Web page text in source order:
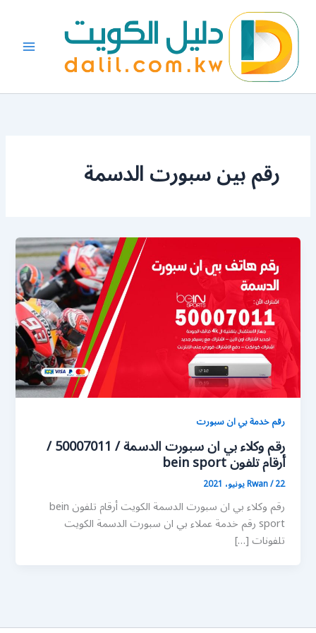
المحتوى
رقم بين سبورت الدسمة
رقم خدمة بي ان سبورت
رقم وكلاء بي ان سبورت الدسمة / 50007011 /
أرقام تلفون bein sport
Rwan/22 يونيو، 2021
رقم وكلاء بي ان سبورت الدسمة الكويت أرقام تلفون bein
sport رقم خدمة عملاء بي ان سبورت الدسمة الكويت
تلفونات […]